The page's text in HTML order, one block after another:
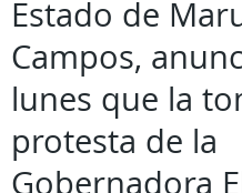
Estado de
Campos,
lunes que la
protesta de la
Gobernadora